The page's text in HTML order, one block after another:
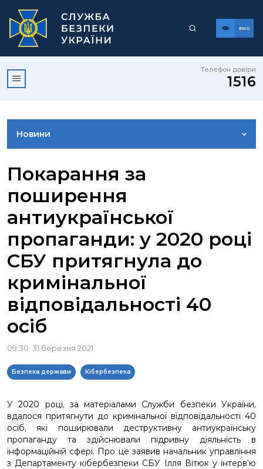
ENG
Телефон довіри
1516
Новини
ВІДЕОГАЛЕРЕЯ
КОНТАКТИ ПРЕСЦЕНТРУ
Покарання за
поширення
антиукраїнської
пропаганди: у 2020 році
СБУ притягнула до
кримінальної
відповідальності 40
осіб
09:30, 31 березня 2021
Безпека держави Кібербезпека
У 2020 році, за матеріалами Служби безпеки України,
вдалося притягнути до кримінальної відповідальності 40
осіб, які поширювали деструктивну антиукраїнську
пропаганду та здійснювали підривну діяльність в
інформаційній сфері. Про це заявив начальник управління
з Департаменту кібербезпеки СБУ Ілля Вітюк у інтерв’ю